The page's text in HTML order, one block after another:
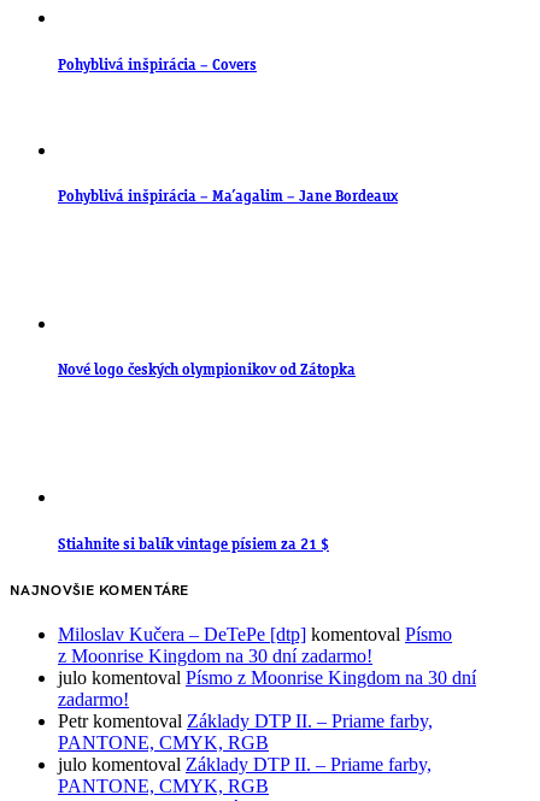
Pohyblivá inšpirácia – Covers
Pohyblivá inšpirácia – Ma’agalim – Jane Bordeaux
Nové logo českých olympionikov od Zátopka
Stiahnite si balík vintage písiem za 21 $
NAJNOVŠIE KOMENTÁRE
Miloslav Kučera – DeTePe [dtp] komentoval Písmo
z Moonrise Kingdom na 30 dní zadarmo!
julo komentoval Písmo z Moonrise Kingdom na 30 dní
zadarmo!
Petrkomentoval Základy DTP II. – Priame farby,
PANTONE, CMYK, RGB
julo komentoval Základy DTP II. – Priame farby,
PANTONE, CMYK, RGB